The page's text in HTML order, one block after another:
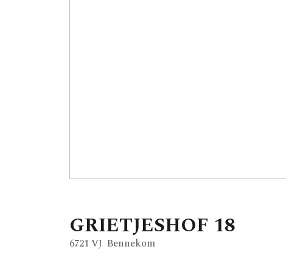
GRIETJESHOF 18
6721 VJ Bennekom